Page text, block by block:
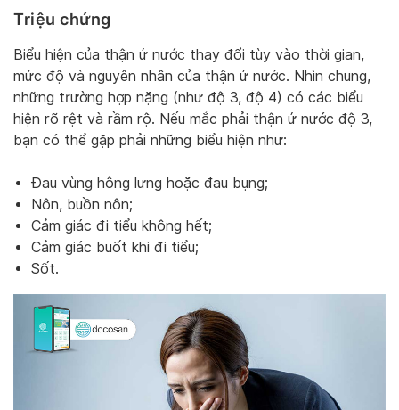
Triệu chứng
Biểu hiện của thận ứ nước thay đổi tùy vào thời gian,
mức độ và nguyên nhân của thận ứ nước. Nhìn chung,
những trường hợp nặng (như độ 3, độ 4) có các biểu
hiện rõ rệt và rầm rộ. Nếu mắc phải thận ứ nước độ 3,
bạn có thể gặp phải những biểu hiện như:
Đau vùng hông lưng hoặc đau bụng;
Nôn, buồn nôn;
Cảm giác đi tiểu không hết;
Cảm giác buốt khi đi tiểu;
Sốt.